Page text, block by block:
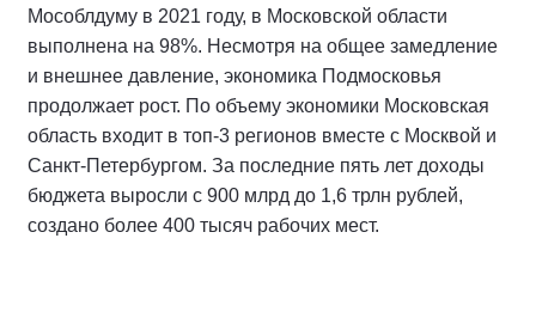
Мособлдуму в 2021 году, в Московской области
выполнена на 98%. Несмотря на общее замедление
и внешнее давление, экономика Подмосковья
продолжает рост. По объему экономики Московская
область входит в топ-3 регионов вместе с Москвой и
Санкт-Петербургом. За последние пять лет доходы
бюджета выросли с 900 млрд до 1,6 трлн рублей,
создано более 400 тысяч рабочих мест.